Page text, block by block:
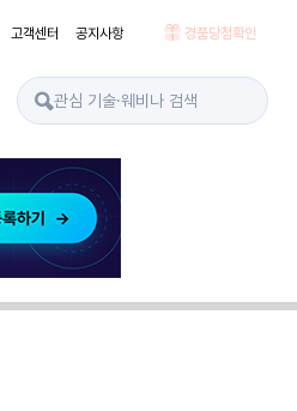
고객센터 공지사항 경품당첨확인